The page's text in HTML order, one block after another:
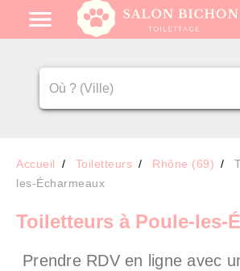
Accueil Toiletteurs Rhône (69)
les-Écharmeaux
Toiletteurs à Poule-les-
Prendre RDV en ligne avec